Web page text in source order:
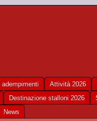
Attività 2026
Destinazione stalloni 2026
News